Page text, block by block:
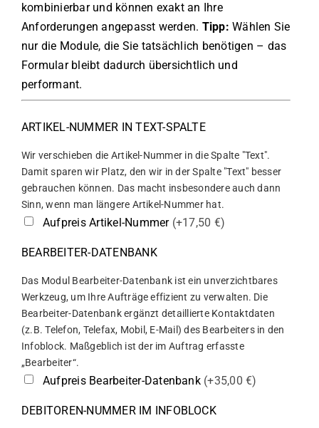
kombinierbar und können exakt an Ihre
Anforderungen angepasst werden. Tipp: Wählen Sie
nur die Module, die Sie tatsächlich benötigen – das
Formular bleibt dadurch übersichtlich und
performant.
ARTIKEL-NUMMER IN TEXT-SPALTE
Wir verschieben die Artikel-Nummer in die Spalte "Text".
Damit sparen wir Platz, den wir in der Spalte "Text" besser
gebrauchen können. Das macht insbesondere auch dann
Sinn, wenn man längere Artikel-Nummer hat.
Aufpreis Artikel-Nummer (+17,50 €)
BEARBEITER-DATENBANK
Das Modul Bearbeiter-Datenbank ist ein unverzichtbares
Werkzeug, um Ihre Aufträge effizient zu verwalten. Die
Bearbeiter-Datenbank ergänzt detaillierte Kontaktdaten
(z.B. Telefon, Telefax, Mobil, E-Mail) des Bearbeiters in den
Infoblock. Maßgeblich ist der im Auftrag erfasste
„Bearbeiter“.
Aufpreis Bearbeiter-Datenbank (+35,00 €)
DEBITOREN-NUMMER IM INFOBLOCK